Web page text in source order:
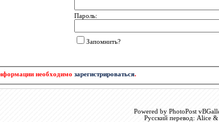
Пароль:
Запомнить?
необходимо зарегистрироваться.
Powered by PhotoPost
Русский перевод: Alice &